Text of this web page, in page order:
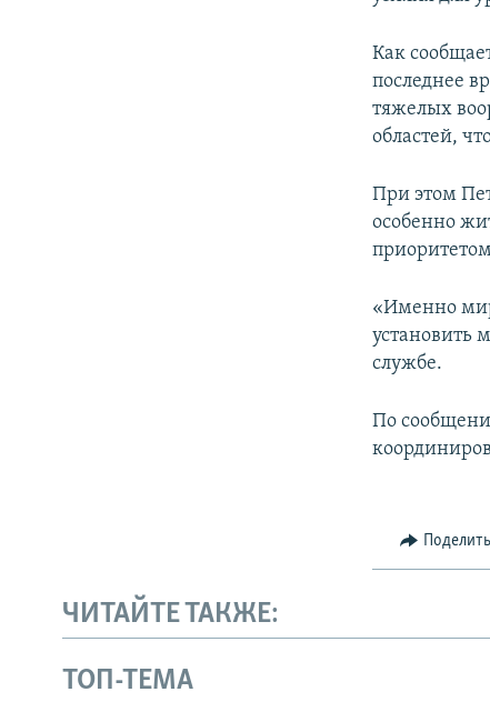
Как
последнее
тяжелых
областей,
При этом
особенно
«Именно
установить
службе.
По
ЧИТАЙТЕ ТАКЖЕ:
ТОП-ТЕМА